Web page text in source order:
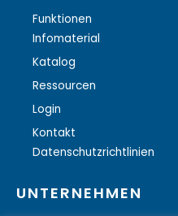
Funktionen
Infomaterial
Katalog
Ressourcen
Login
Kontakt
Datenschutzrichtlinien
UNTERNEHMEN